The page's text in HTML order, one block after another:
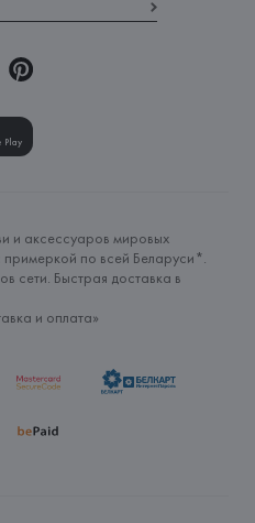
Play
и аксессуаров мировых
примеркой по всей Беларуси*.
сети. Быстрая доставка в
и оплата»